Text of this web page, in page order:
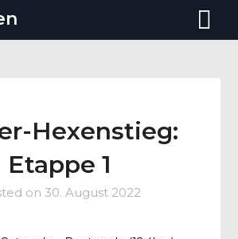
Hexenstieg:
Etappe 1
on 30. August 2022